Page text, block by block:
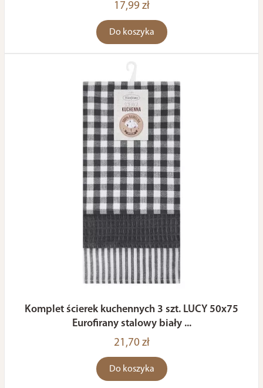
17,99 zł
Do koszyka
Komplet ścierek kuchennych 3 szt. LUCY 50x75
Eurofirany stalowy biały ...
21,70 zł
Do koszyka